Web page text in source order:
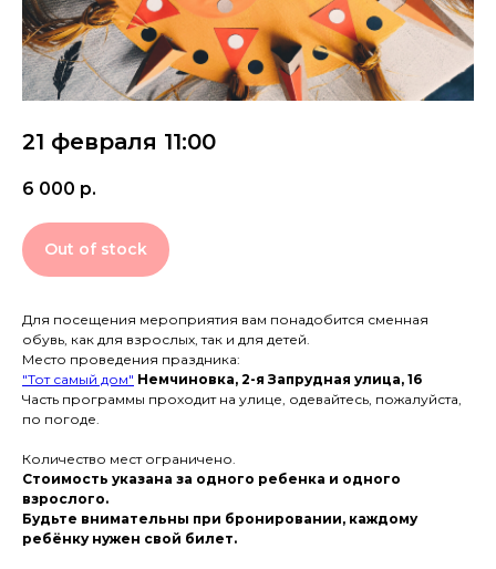
21 февраля 11:00
6 000 р.
Out of stock
Для посещения мероприятия вам понадобится сменная
обувь, как для взрослых, так и для детей.
Место проведения праздника:
"Тот самый дом" Немчиновка, 2-я Запрудная улица, 16
Часть программы проходит на улице, одевайтесь, пожалуйста,
по погоде.
Количество мест ограничено.
Стоимость указана за одного ребенка и одного
взрослого.
Будьте внимательны при бронировании, каждому
ребёнку нужен свой билет.